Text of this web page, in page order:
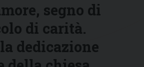
segno di
di carità.
dedicazione